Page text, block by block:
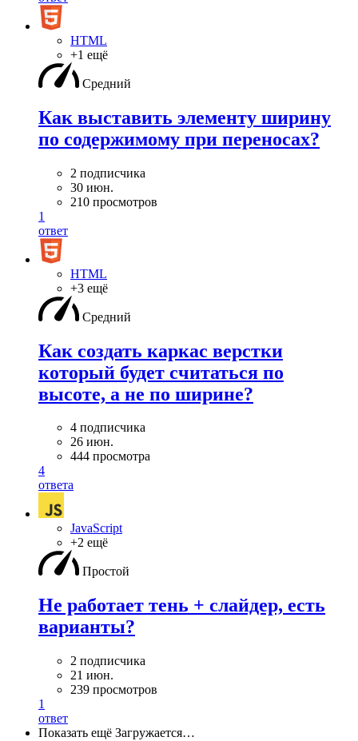
HTML
+1 ещё
Средний
Как выставить элементу ширину
по содержимому при переносах?
2 подписчика
30 июн.
210 просмотров
1
ответ
HTML
+3 ещё
Средний
Как создать каркас верстки
который будет считаться по
высоте, а не по ширине?
4 подписчика
26 июн.
444 просмотра
4
ответа
JavaScript
+2 ещё
Простой
Не работает тень + слайдер, есть
варианты?
2 подписчика
21 июн.
239 просмотров
1
ответ
Показать ещё Загружается…